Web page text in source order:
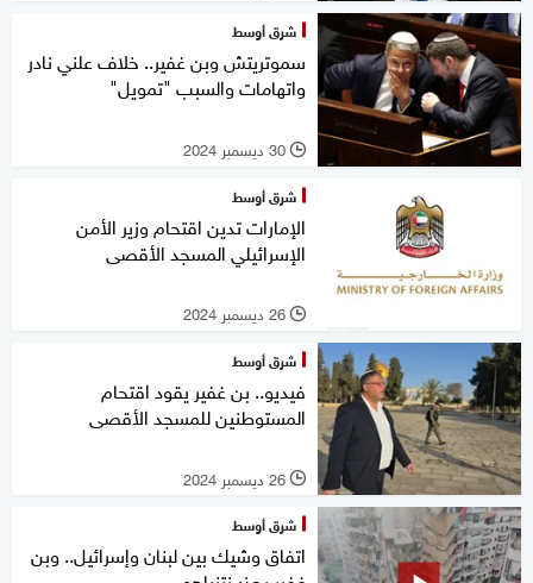
شرق أوسط
سموتريتش وبن غفير.. خلاف علني نادر
واتهامات والسبب "تمويل"
l 30 ديسمبر 2024
شرق أوسط
الإمارات تدين اقتحام وزير الأمن
الإسرائيلي المسجد الأقصى
l 26 ديسمبر 2024
شرق أوسط
فيديو.. بن غفير يقود اقتحام
المستوطنين للمسجد الأقصى
l 26 ديسمبر 2024
شرق أوسط
اتفاق وشيك بين لبنان وإسرائيل.. وبن